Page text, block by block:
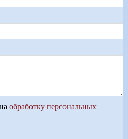
обработку персональных